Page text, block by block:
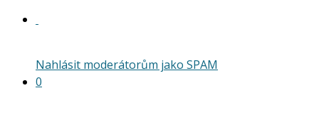
Nahlásit moderátorům jako SPAM
0